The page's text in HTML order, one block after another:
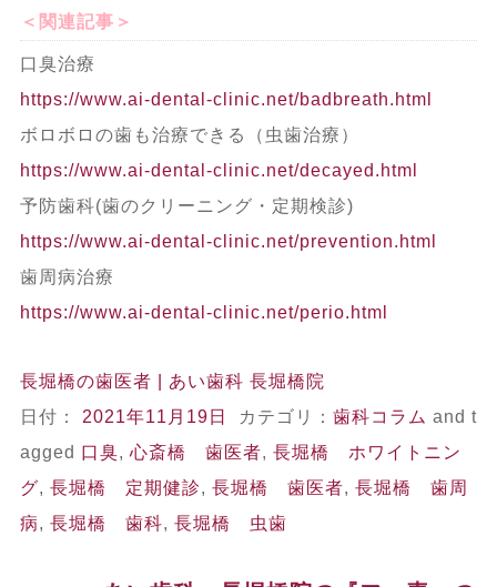
＜関連記事＞
口臭治療
https://www.ai-dental-clinic.net/badbreath.html
ボロボロの歯も治療できる（虫歯治療）
https://www.ai-dental-clinic.net/decayed.html
予防歯科(歯のクリーニング・定期検診)
https://www.ai-dental-clinic.net/prevention.html
歯周病治療
https://www.ai-dental-clinic.net/perio.html
長堀橋の歯医者 | あい歯科 長堀橋院
日付： 2021年11月19日 カテゴリ： 歯科コラム and t
agged 口臭, 心斎橋 歯医者, 長堀橋 ホワイトニン
グ, 長堀橋 定期健診, 長堀橋 歯医者, 長堀橋 歯周
病, 長堀橋 歯科, 長堀橋 虫歯